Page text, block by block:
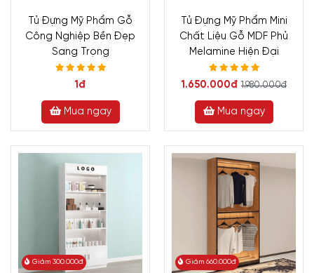
Tủ Đựng Mỹ Phẩm Gỗ
Công Nghiệp Bền Đẹp
Sang Trọng
1đ
Mua ngay
Tủ Đựng Mỹ Phẩm Mini
Chất Liệu Gỗ MDF Phủ
Melamine Hiện Đại
1.650.000đ 1.980.000đ
Mua ngay
Giảm 300.000đ Giảm 660.000đ